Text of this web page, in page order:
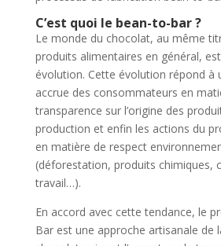
C’est quoi le bean-to-bar ?
Le monde du chocolat, au même
produits alimentaires en général,
évolution. Cette évolution répond à
accrue des consommateurs en
transparence sur l’origine des
production et enfin les actions du
en matière de respect
(déforestation, produits chimiques,
travail…).
En accord avec cette tendance, le
Bar est une approche artisanale de